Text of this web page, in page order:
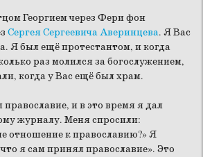
Георгием через Фери фон
Сергея Сергеевича Аверинцева. Я Вас
Я был ещё протестантом, и когда
раз молился за богослужением,
когда у Вас ещё был храм.
православие, и в это время я дал
журналу. Меня спросили:
отношение к православию?» Я
я сам принял православие». Это